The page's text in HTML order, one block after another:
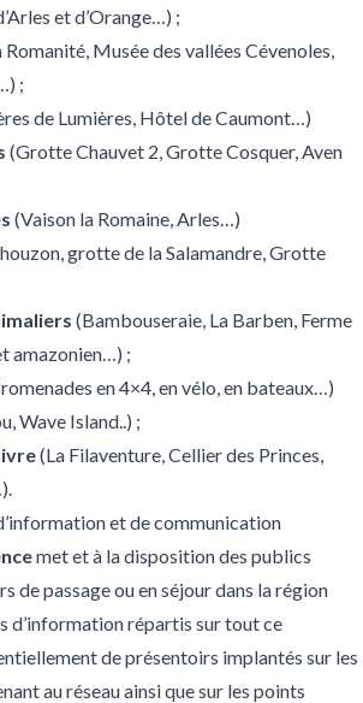
Arles et d’Orange…) ;
Musée des vallées Cévenoles,
;
de Lumières, Hôtel de Caumont…)
(Grotte Chauvet 2, Grotte Cosquer, Aven
(Vaison la Romaine, Arles…)
grotte de la Salamandre, Grotte
(Bambouseraie, La Barben, Ferme
amazonien…) ;
en 4×4, en vélo, en bateaux…)
Wave Island..) ;
(La Filaventure, Cellier des Princes,
et de communication
met et à la disposition des publics
de passage ou en séjour dans la région
d’information répartis sur tout ce
de présentoirs implantés sur les
au réseau ainsi que sur les points